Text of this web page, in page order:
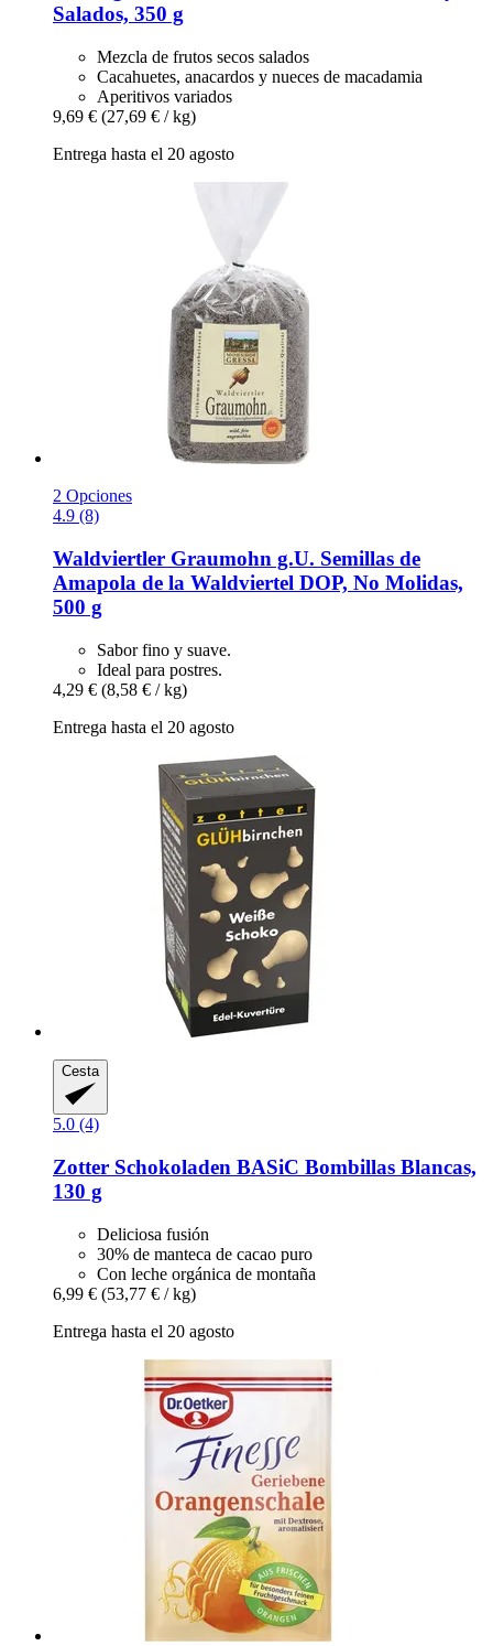
Salados, 350 g
Mezcla de frutos secos salados
Cacahuetes, anacardos y nueces de macadamia
Aperitivos variados
9,69 € (27,69 € / kg)
Entrega hasta el 20 agosto
2 Opciones
4.9 (8)
Waldviertler Graumohn g.U. Semillas de
Amapola de la Waldviertel DOP, No Molidas,
500 g
Sabor fino y suave.
Ideal para postres.
4,29 € (8,58 € / kg)
Entrega hasta el 20 agosto
Cesta
5.0 (4)
Zotter Schokoladen BASiC Bombillas Blancas,
130 g
Deliciosa fusión
30% de manteca de cacao puro
Con leche orgánica de montaña
6,99 € (53,77 € / kg)
Entrega hasta el 20 agosto